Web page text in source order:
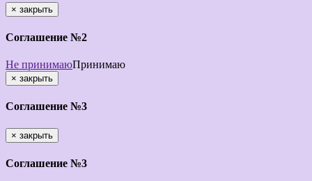
× закрыть
Соглашение №2
Не принимаюПринимаю
× закрыть
Соглашение №3
× закрыть
Соглашение №3